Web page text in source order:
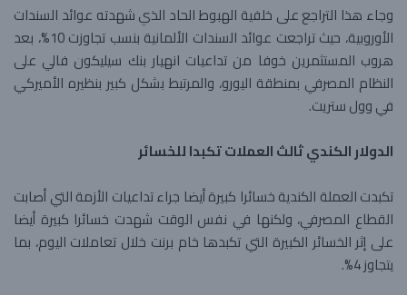
وجاء هذا التراجع على خلفية الهبوط الحاد الذي شهدته عوائد السندات
الأوروبية، حيث تراجعت عوائد السندات الألمانية بنسب تجاوزت 10%، بعد
هروب المستثمرين خوفا من تداعيات انهيار بنك سيليكون فالي على
النظام المصرفي بمنطقة اليورو، والمرتبط بشكل كبير بنظيره الأميركي
في وول ستريت.
الدولار الكندي ثالث العملات تكبدا للخسائر
تكبدت العملة الكندية خسائرا كبيرة أيضا جراء تداعيات الأزمة التي أصابت
القطاع المصرفي، ولكنها في نفس الوقت شهدت خسائرا كبيرة أيضا
على إثر الخسائر الكبيرة التي تكبدها خام برنت خلال تعاملات اليوم، بما
يتجاوز 4%.